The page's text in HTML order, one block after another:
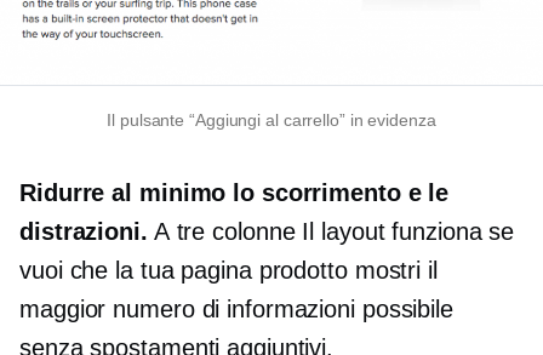
Il pulsante “Aggiungi al carrello” in evidenza
Ridurre al minimo lo scorrimento e le
distrazioni. A tre colonneIl layout funziona se
vuoi che la tua pagina prodotto mostri il
maggior numero di informazioni possibile
senza spostamenti aggiuntivi.